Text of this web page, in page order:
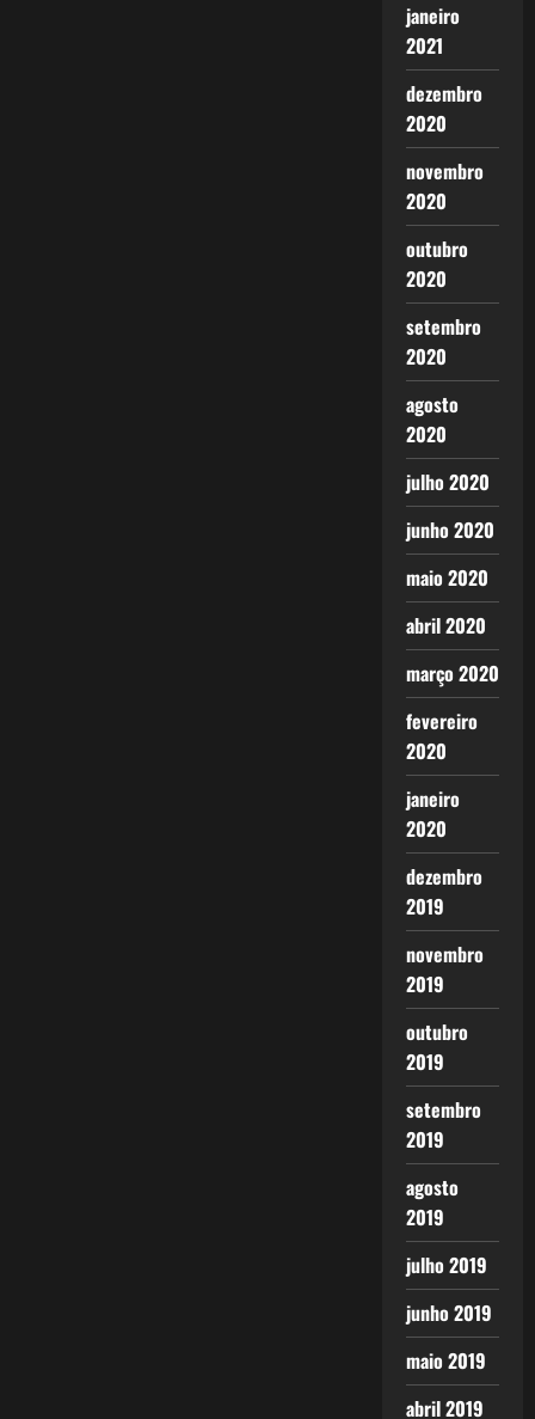
janeiro
2021
dezembro
2020
novembro
2020
outubro
2020
setembro
2020
agosto
2020
julho 2020
junho 2020
maio 2020
abril 2020
março 2020
fevereiro
2020
janeiro
2020
dezembro
2019
novembro
2019
outubro
2019
setembro
2019
agosto
2019
julho 2019
junho 2019
maio 2019
abril 2019